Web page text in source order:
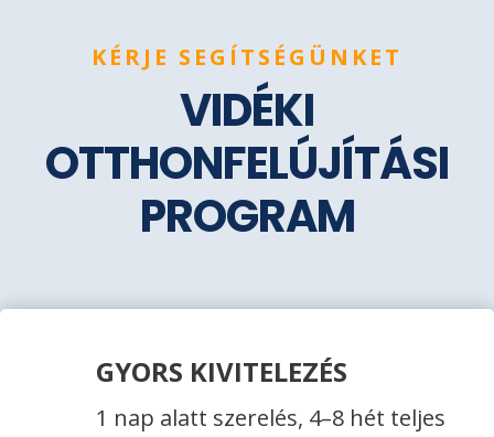
KÉRJE SEGÍTSÉGÜNKET
VIDÉKI
OTTHONFELÚJÍTÁSI
PROGRAM
GYORS KIVITELEZÉS
1 nap alatt szerelés, 4–8 hét teljes